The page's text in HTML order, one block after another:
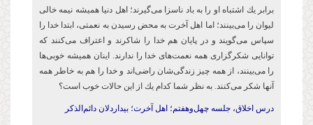
برابر یك اشتباه او را به باد ناسزا می‌گیرند؛ اهل دنیا همیشه نیمه خالی
لیوان را می‌بینند؛ اما اهل آخرت به محض رسیدن به نعمتی، ابتدا خدا را
سپاس می‌گویند و در پایان هم خدا را شاكرند و اعتراف می‌كنند كه
توانایی شكرگزاری همه نعمت‌های خدا را ندارند. اینان همیشه خوبی‌ها
را می‌بینند، از همه چیز زندگی‌شان راضی‌اند و خدا را هم به خاطر همه
آنها شكر می‌كنند. به نظر شما كدام یك از این حالات خوب است؟
درس اخلاق، جلسه چهل‌وهفتم؛ اهل آخرت؛ بیداردلان دائم‌الذكر